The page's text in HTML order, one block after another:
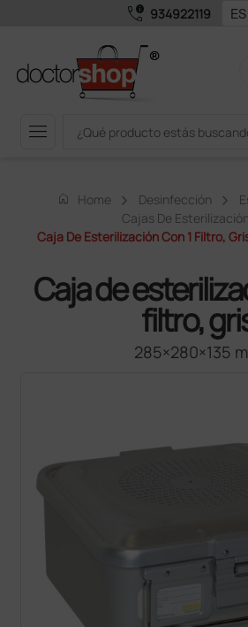
call_quality 934922119
menu
home Home Desinfección
Cajas De Esterilización
Caja De Esterilización Con 1 Filtro,
Caja de
filtro,
285×280×135